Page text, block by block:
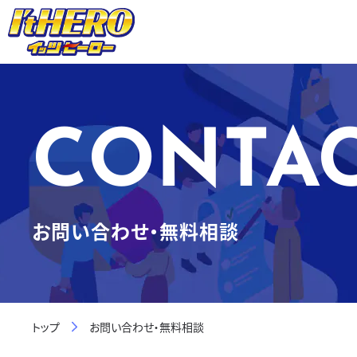
お問い合わせ・無料相談
トップ お問い合わせ・無料相談